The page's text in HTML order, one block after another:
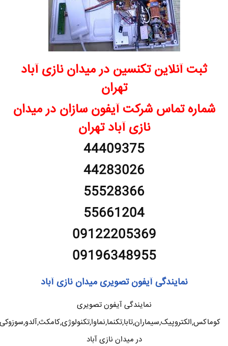
ثبت آنلاین تکنسین در میدان نازی آباد
تهران
شماره تماس شرکت آیفون سازان در میدان
نازی آباد تهران
44409375
44283026
55528366
55661204
09122205369
09196348955
نمایندگی آیفون تصویری میدان نازی آباد
نمایندگی آیفون تصویری
کوماکس,الکتروپیک,سیماران,تابا,تکنما,نماوا,تکنولوژی,کامکث,آلدو,سوزوکی
در میدان نازی آباد